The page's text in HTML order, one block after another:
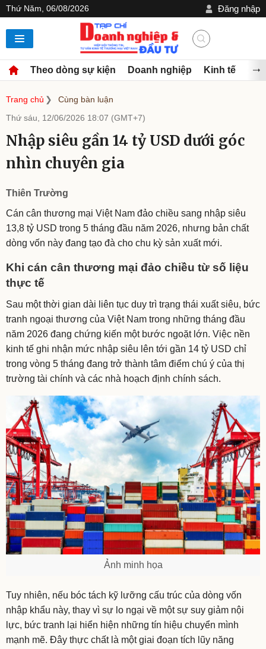
Thứ Năm, 06/08/2026 Đăng nhập
Theo dòng sự kiện Doanh nghiệp Kinh tế
Trang chủ
Cùng bàn luận
Thứ sáu, 12/06/2026 18:07 (GMT+7)
Nhập siêu gần 14 tỷ USD dưới góc
nhìn chuyên gia
Thiên Trường
Cán cân thương mại Việt Nam đảo chiều sang nhập siêu
13,8 tỷ USD trong 5 tháng đầu năm 2026, nhưng bản chất
dòng vốn này đang tạo đà cho chu kỳ sản xuất mới.
Khi cán cân thương mại đảo chiều từ số liệu
thực tế
Sau một thời gian dài liên tục duy trì trạng thái xuất siêu, bức
tranh ngoại thương của Việt Nam trong những tháng đầu
năm 2026 đang chứng kiến một bước ngoặt lớn. Việc nền
kinh tế ghi nhận mức nhập siêu lên tới gần 14 tỷ USD chỉ
trong vòng 5 tháng đang trở thành tâm điểm chú ý của thị
trường tài chính và các nhà hoạch định chính sách.
Ảnh minh họa
Tuy nhiên, nếu bóc tách kỹ lưỡng cấu trúc của dòng vốn
nhập khẩu này, thay vì sự lo ngại về một sự suy giảm nội
lực, bức tranh lại hiển hiện những tín hiệu chuyển mình
mạnh mẽ. Đây thực chất là một giai đoạn tích lũy năng